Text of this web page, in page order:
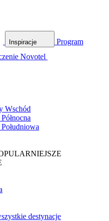
Inspiracje
Program
Novotel
Wschód
destynacje